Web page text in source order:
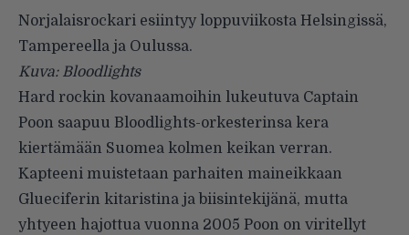
Norjalaisrockari esiintyy loppuviikosta Helsingissä,
Tampereella ja Oulussa.
Kuva: Bloodlights
Hard rockin kovanaamoihin lukeutuva Captain
Poon saapuu Bloodlights-orkesterinsa kera
kiertämään Suomea kolmen keikan verran.
Kapteeni muistetaan parhaiten maineikkaan
Glueciferin kitaristina ja biisintekijänä, mutta
yhtyeen hajottua vuonna 2005 Poon on viritellyt